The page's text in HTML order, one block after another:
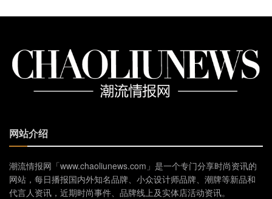
网站介绍
潮流情报网「www.chaoliunews.com」是一个专门分享时尚资讯的
网站，每日播报国内外知名品牌、小众设计师品牌、潮牌等新品和
代言人资讯，近期时尚事件、品牌线上及实体店活动资讯。